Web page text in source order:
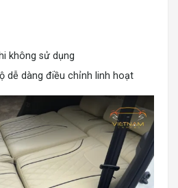
không sử dụng
dễ dàng điều chỉnh linh hoạt